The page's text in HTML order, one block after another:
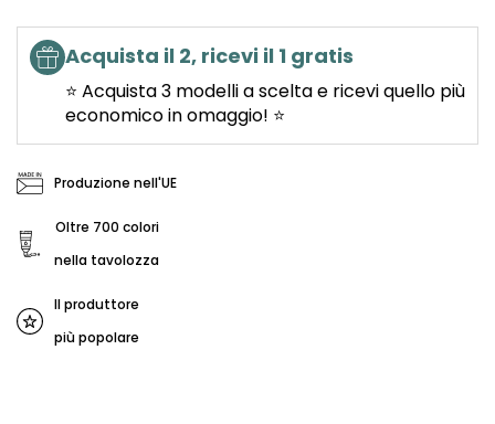
Acquista il 2, ricevi il 1 gratis
⭐ Acquista 3 modelli a scelta e ricevi quello più
economico in omaggio! ⭐
Produzione nell'UE
Oltre 700 colori
nella tavolozza
Il produttore
più popolare